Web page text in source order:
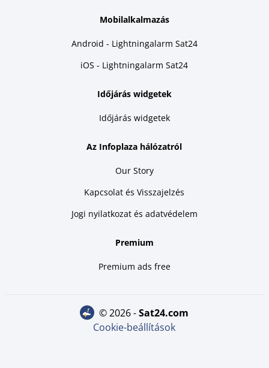
Mobilalkalmazás
Android - Lightningalarm Sat24
iOS - Lightningalarm Sat24
Időjárás widgetek
Időjárás widgetek
Az Infoplaza hálózatról
Our Story
Kapcsolat és Visszajelzés
Jogi nyilatkozat és adatvédelem
Premium
Premium ads free
© 2026 - sat24.com
Cookie-beállítások